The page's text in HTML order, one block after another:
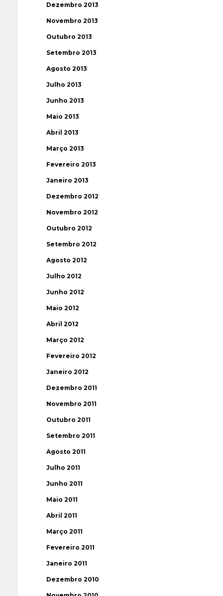
Dezembro 2013
Novembro 2013
Outubro 2013
Setembro 2013
Agosto 2013
Julho 2013
Junho 2013
Maio 2013
Abril 2013
Março 2013
Fevereiro 2013
Janeiro 2013
Dezembro 2012
Novembro 2012
Outubro 2012
Setembro 2012
Agosto 2012
Julho 2012
Junho 2012
Maio 2012
Abril 2012
Março 2012
Fevereiro 2012
Janeiro 2012
Dezembro 2011
Novembro 2011
Outubro 2011
Setembro 2011
Agosto 2011
Julho 2011
Junho 2011
Maio 2011
Abril 2011
Março 2011
Fevereiro 2011
Janeiro 2011
Dezembro 2010